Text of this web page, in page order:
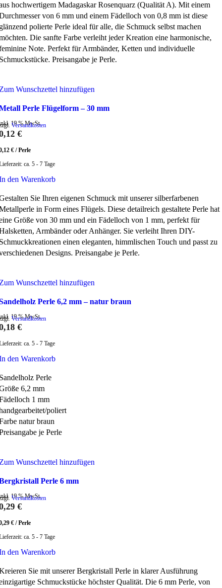
hochwertigem Madagaskar Rosenquarz (Qualität A). Mit einem
von 6 mm und einem Fädelloch von 0,8 mm ist diese
polierte Perle ideal für alle, die Schmuck selbst machen
Die sanfte Farbe verleiht jeder Kreation eine harmonische,
Note. Perfekt für Armbänder, Ketten und individuelle
Preisangabe je Perle.
Wunschzettel hinzufügen
Perle Flügelform – 30 mm
19 % MwSt.
Versandkosten
€
€ /Perle
ca. 5 - 7 Tage
den Warenkorb
Sie Ihren eigenen Schmuck mit unserer silberfarbenen
in Form eines Flügels. Diese detailreich gestaltete Perle hat
Größe von 30 mm und ein Fädelloch von 1 mm, perfekt für
Armbänder oder Anhänger. Sie verleiht Ihren DIY-
einen eleganten, himmlischen Touch und passt zu
Designs. Preisangabe je Perle.
Wunschzettel hinzufügen
Perle 6,2 mm – natur braun
19 % MwSt.
Versandkosten
€
ca. 5 - 7 Tage
den Warenkorb
Perle
6,2 mm
1 mm
poliert
natur braun
je Perle
Wunschzettel hinzufügen
Perle 6 mm
19 % MwSt.
Versandkosten
€
€ /Perle
ca. 5 - 7 Tage
den Warenkorb
Sie mit unserer Bergkristall Perle in klarer Ausführung
Schmuckstücke höchster Qualität. Die 6 mm Perle, von